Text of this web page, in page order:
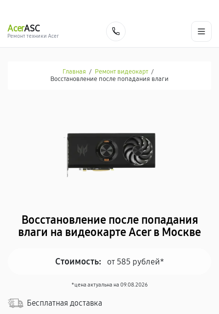
AcerASC
Ремонт техники Acer
Главная / Ремонт видеокарт /
Восстановление после попадания влаги
Восстановление после попадания
влаги на видеокарте Acer в Москве
Стоимость: от 585 рублей*
*цена актуальна на 09.08.2026
Бесплатная доставка